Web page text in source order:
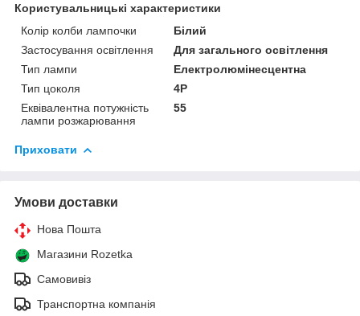
Користувальницькі характеристики
Колір колби лампочки
Білий
Застосування освітлення
Для загального освітлення
Тип лампи
Електролюмінесцентна
Тип цоколя
4P
Еквівалентна потужність
лампи розжарювання
55
Приховати
Умови доставки
Нова Пошта
Магазини Rozetka
Самовивіз
Транспортна компанія